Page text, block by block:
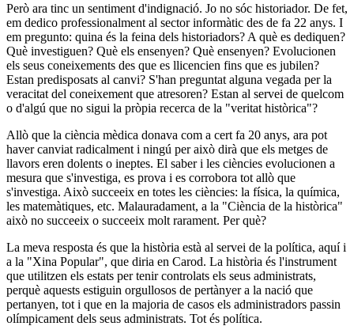
Però ara tinc un sentiment d'indignació. Jo no sóc historiador. De fet,
em dedico professionalment al sector informàtic des de fa 22 anys. I
em pregunto: quina és la feina dels historiadors? A què es dediquen?
Què investiguen? Què els ensenyen? Què ensenyen? Evolucionen
els seus coneixements des que es llicencien fins que es jubilen?
Estan predisposats al canvi? S'han preguntat alguna vegada per la
veracitat del coneixement que atresoren? Estan al servei de quelcom
o d'algú que no sigui la pròpia recerca de la "veritat històrica"?
Allò que la ciència mèdica donava com a cert fa 20 anys, ara pot
haver canviat radicalment i ningú per això dirà que els metges de
llavors eren dolents o ineptes. El saber i les ciències evolucionen a
mesura que s'investiga, es prova i es corrobora tot allò que
s'investiga. Això succeeix en totes les ciències: la física, la química,
les matemàtiques, etc. Malauradament, a la "Ciència de la històrica"
això no succeeix o succeeix molt rarament. Per què?
La meva resposta és que la història està al servei de la política, aquí i
a la "Xina Popular", que diria en Carod. La història és l'instrument
que utilitzen els estats per tenir controlats els seus administrats,
perquè aquests estiguin orgullosos de pertànyer a la nació que
pertanyen, tot i que en la majoria de casos els administradors passin
olímpicament dels seus administrats. Tot és política.